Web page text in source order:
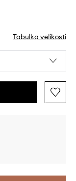
Tabulka velikosti